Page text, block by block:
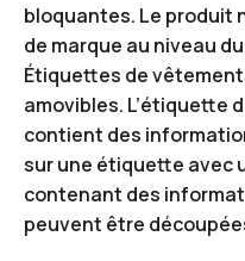
bloquantes. Le produit
de marque au niveau
Étiquettes de
amovibles. L’étiquette
contient des
sur une étiquette avec
contenant des
peuvent être